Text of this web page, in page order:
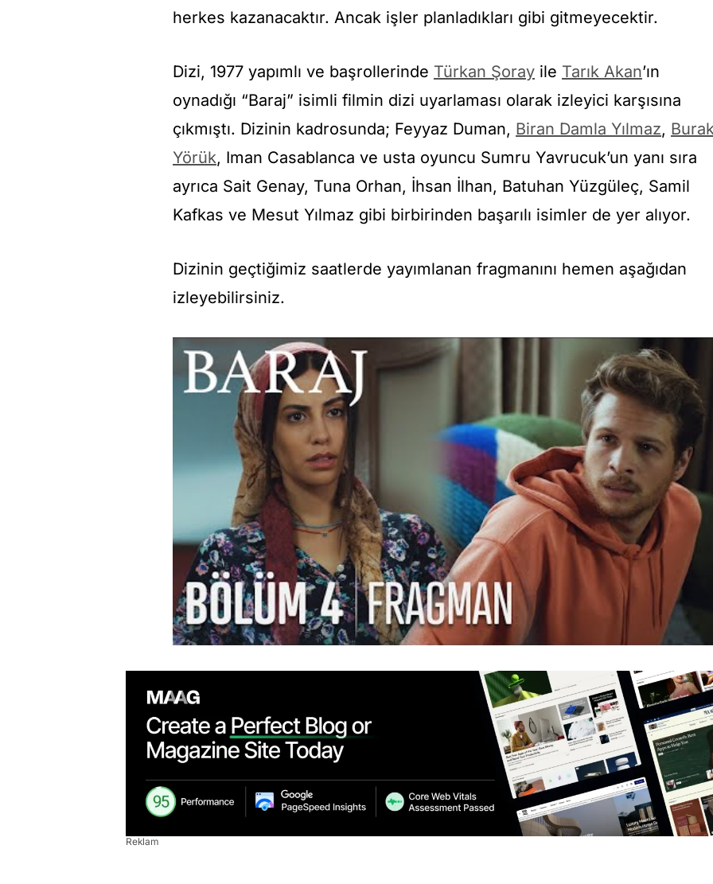
herkes kazanacaktır. Ancak işler planladıkları gibi gitmeyecektir.
Dizi, 1977 yapımlı ve başrollerinde Türkan Şoray ile Tarık Akan’ın
oynadığı “Baraj” isimli filmin dizi uyarlaması olarak izleyici karşısına
çıkmıştı. Dizinin kadrosunda; Feyyaz Duman, Biran Damla Yılmaz,
Yörük, Iman Casablanca ve usta oyuncu Sumru Yavrucuk’un yanı sıra
ayrıca Sait Genay, Tuna Orhan, İhsan İlhan, Batuhan Yüzgüleç, Samil
Kafkas ve Mesut Yılmaz gibi birbirinden başarılı isimler de yer alıyor.
Dizinin geçtiğimiz saatlerde yayımlanan fragmanını hemen aşağıdan
izleyebilirsiniz.
Reklam